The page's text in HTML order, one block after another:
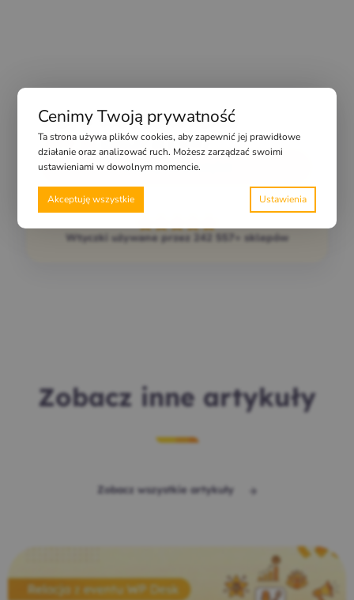
PayU WooCommerce
149zł (183,27złz VAT)
Dodaj do koszyka
Wtyczki używane przez 242 557+ sklepów
Zobacz inne artykuły
Zobacz wszystkie artykuły
Cenimy Twoją prywatność
Ta strona używa plików cookies, aby zapewnić jej prawidłowe
działanie oraz analizować ruch. Możesz zarządzać swoimi
ustawieniami w dowolnym momencie.
Akceptuję wszystkie